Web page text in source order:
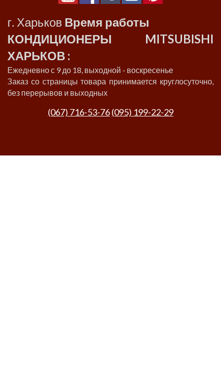
г. Харьков Время работы
КОНДИЦИОНЕРЫ MITSUBISHI
ХАРЬКОВ :
Ежедневно с 9 до 18, выходной - воскресенье
Заказ со страницы товара принимается круглосуточно,
без перерывов и выходных
(067) 716-53-76 (095) 199-22-29